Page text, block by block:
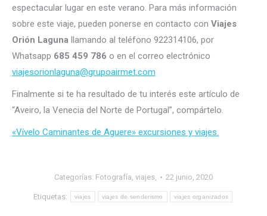
espectacular lugar en este verano. Para más información
sobre este viaje, pueden ponerse en contacto con Viajes
Orión Laguna llamando al teléfono 922314106, por
Whatsapp 685 459 786 o en el correo electrónico
viajesorionlaguna@grupoairmet.com
Finalmente si te ha resultado de tu interés este artículo de
“Aveiro, la Venecia del Norte de Portugal”, compártelo.
«Vívelo Caminantes de Aguere» excursiones y viajes.
Categorías: Fotografía, viajes, 22 junio, 2020
Etiquetas: viajes viajes de senderismo viajes organizados